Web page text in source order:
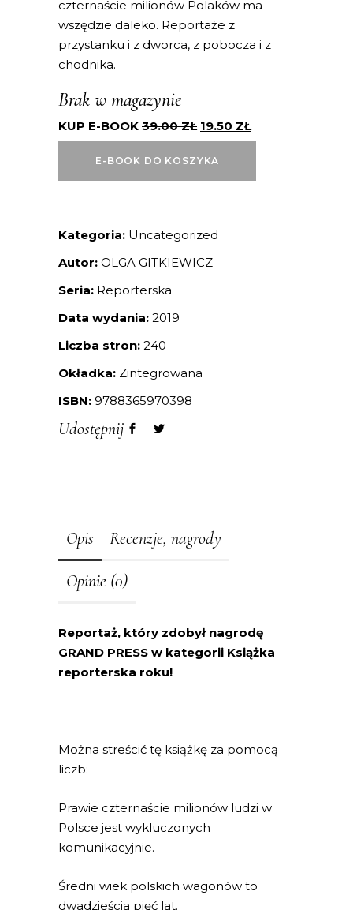
czternaście milionów Polaków ma
wszędzie daleko. Reportaże z
przystanku i z dworca, z pobocza i z
chodnika.
Brak w magazynie
KUP E-BOOK 39.00ZŁ 19.50 ZŁ
E-BOOK DO KOSZYKA
Kategoria: Uncategorized
Autor: OLGA GITKIEWICZ
Seria: Reporterska
Data wydania: 2019
Liczba stron: 240
Okładka: Zintegrowana
ISBN: 9788365970398
Udostępnij
Opis Recenzje, nagrody
Opinie (0)
Reportaż, który zdobył nagrodę
GRAND PRESS w kategorii Książka
reporterska roku!
Można streścić tę książkę za pomocą
liczb:
Prawie czternaście milionów ludzi w
Polsce jest wykluczonych
komunikacyjnie.
Średni wiek polskich wagonów to
dwadzieścia pięć lat.